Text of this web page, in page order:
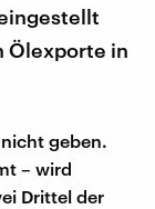
Ölexporte in
geben.
– wird
Drittel der